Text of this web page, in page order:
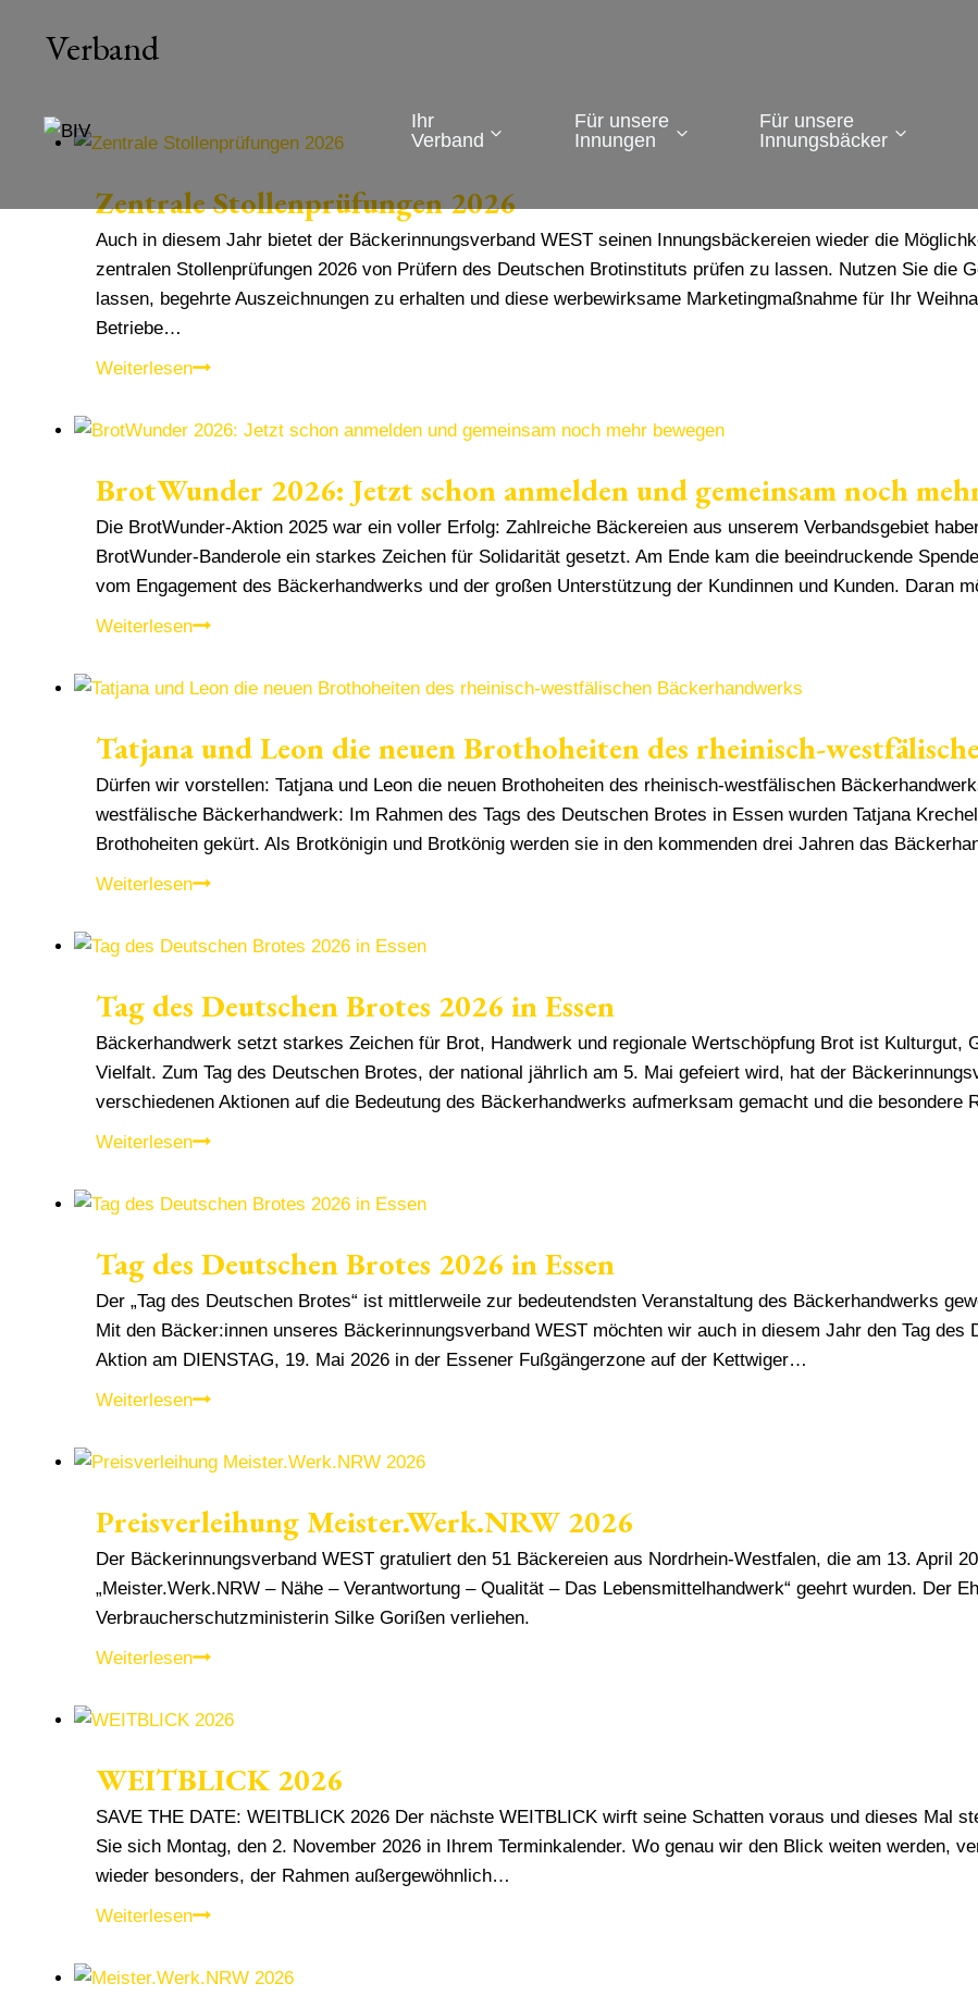
Ihr
Verband
Für unsere
Innungen
Für unsere
Innungsbäcker
Verband
Zentrale Stollenprüfungen 2026
Auch in diesem Jahr bietet der Bäckerinnungsverband WEST seinen Innungsbäckereien wieder die
zentralen Stollenprüfungen 2026 von Prüfern des Deutschen Brotinstituts prüfen zu lassen. Nutzen Sie die
lassen, begehrte Auszeichnungen zu erhalten und diese werbewirksame Marketingmaßnahme für Ihr
Betriebe…
WeiterlesenZentrale
2026
BrotWunder 2026: Jetzt schon anmelden und gemeinsam noch
Die BrotWunder-Aktion 2025 war ein voller Erfolg: Zahlreiche Bäckereien aus unserem Verbandsgebiet
BrotWunder-Banderole ein starkes Zeichen für Solidarität gesetzt. Am Ende kam die beeindruckende
vom Engagement des Bäckerhandwerks und der großen Unterstützung der Kundinnen und Kunden. Daran
WeiterlesenBrotWunder
Jetzt
anmelden
mehr
bewegen
Tatjana und Leon die neuen Brothoheiten des rheinisch-
Dürfen wir vorstellen: Tatjana und Leon die neuen Brothoheiten des rheinisch-westfälischen
westfälische Bäckerhandwerk: Im Rahmen des Tags des Deutschen Brotes in Essen wurden Tatjana
Brothoheiten gekürt. Als Brotkönigin und Brotkönig werden sie in den kommenden drei Jahren das
WeiterlesenTatjana
Leon
neuen
rheinisch-
Bäckerhandwerks
Tag des Deutschen Brotes 2026 in Essen
Bäckerhandwerk setzt starkes Zeichen für Brot, Handwerk und regionale Wertschöpfung Brot ist Kulturgut,
Vielfalt. Zum Tag des Deutschen Brotes, der national jährlich am 5. Mai gefeiert wird, hat der
verschiedenen Aktionen auf die Bedeutung des Bäckerhandwerks aufmerksam gemacht und die besondere
WeiterlesenTag
Deutschen
2026
Tag des Deutschen Brotes 2026 in Essen
Der „Tag des Deutschen Brotes“ ist mittlerweile zur bedeutendsten Veranstaltung des Bäckerhandwerks
Mit den Bäcker:innen unseres Bäckerinnungsverband WEST möchten wir auch in diesem Jahr den Tag des
Aktion am DIENSTAG, 19. Mai 2026 in der Essener Fußgängerzone auf der Kettwiger…
WeiterlesenTag
Deutschen
2026
Essen
Preisverleihung Meister.Werk.NRW 2026
Der Bäckerinnungsverband WEST gratuliert den 51 Bäckereien aus Nordrhein-Westfalen, die am 13. April
„Meister.Werk.NRW – Nähe – Verantwortung – Qualität – Das Lebensmittelhandwerk“ geehrt wurden. Der
Verbraucherschutzministerin Silke Gorißen verliehen.
WeiterlesenPreisverleihung
2026
WEITBLICK 2026
SAVE THE DATE: WEITBLICK 2026 Der nächste WEITBLICK wirft seine Schatten voraus und dieses Mal
Sie sich Montag, den 2. November 2026 in Ihrem Terminkalender. Wo genau wir den Blick weiten werden,
wieder besonders, der Rahmen außergewöhnlich…
WeiterlesenWEITBLICK